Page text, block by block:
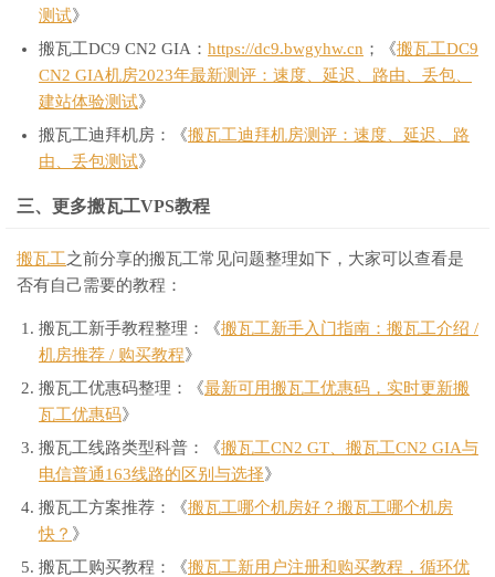
测试》
搬瓦工DC9 CN2 GIA： https://dc9.bwgyhw.cn ；《搬瓦工DC9
CN2 GIA机房2023年最新测评：速度、延迟、路由、丢包、
建站体验测试》
搬瓦工迪拜机房：《搬瓦工迪拜机房测评：速度、延迟、路
由、丢包测试》
三、更多搬瓦工VPS教程
搬瓦工之前分享的搬瓦工常见问题整理如下，大家可以查看是
否有自己需要的教程：
搬瓦工新手教程整理：《搬瓦工新手入门指南：搬瓦工介绍 /
机房推荐 / 购买教程》
搬瓦工优惠码整理：《最新可用搬瓦工优惠码，实时更新搬
瓦工优惠码》
搬瓦工线路类型科普：《搬瓦工CN2 GT、搬瓦工CN2 GIA与
电信普通163线路的区别与选择》
搬瓦工方案推荐：《搬瓦工哪个机房好？搬瓦工哪个机房
快？ 》
搬瓦工购买教程：《搬瓦工新用户注册和购买教程，循环优